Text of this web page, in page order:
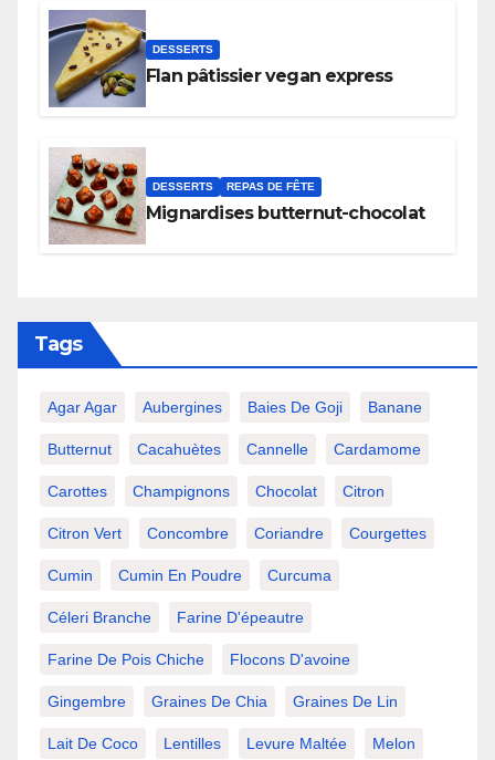
DESSERTS
Flan pâtissier vegan express
DESSERTS REPAS DE FÊTE
Mignardises butternut-chocolat
Tags
Agar Agar Aubergines Baies De Goji Banane
Butternut Cacahuètes Cannelle Cardamome
Carottes Champignons Chocolat Citron
Citron Vert Concombre Coriandre Courgettes
Cumin Cumin En Poudre Curcuma
Céleri Branche Farine D'épeautre
Farine De Pois Chiche Flocons D'avoine
Gingembre Graines De Chia Graines De Lin
Lait De Coco Lentilles Levure Maltée Melon